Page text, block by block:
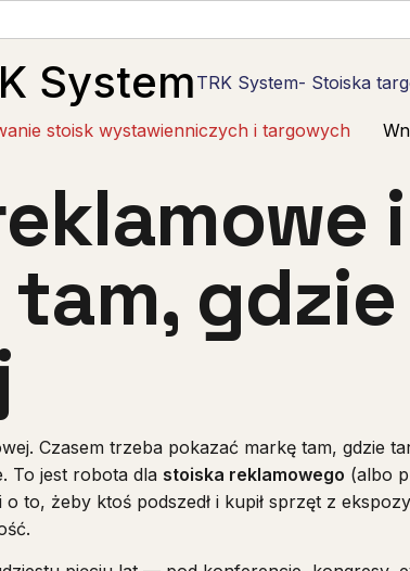
SystemTRK System- Stoiska
stoisk wystawienniczych i targowych
Czasem trzeba pokazać markę tam,
To jest robota dla stoiska reklamowego (albo
to, żeby ktoś podszedł i kupił sprzęt z